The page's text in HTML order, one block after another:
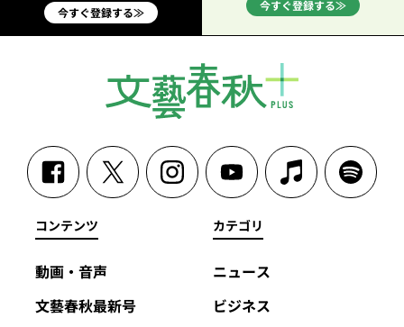
今すぐ登録する≫ 今すぐ登録する≫
コンテンツ
動画・音声
文藝春秋最新号
カテゴリ
ニュース
ビジネス